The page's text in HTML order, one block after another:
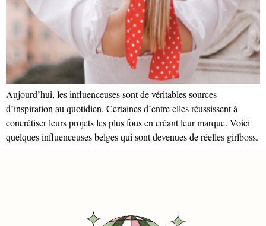
Aujourd’hui, les influenceuses sont de véritables sources
d’inspiration au quotidien. Certaines d’entre elles réussissent à
concrétiser leurs projets les plus fous en créant leur marque. Voici
quelques influenceuses belges qui sont devenues de réelles girlboss.